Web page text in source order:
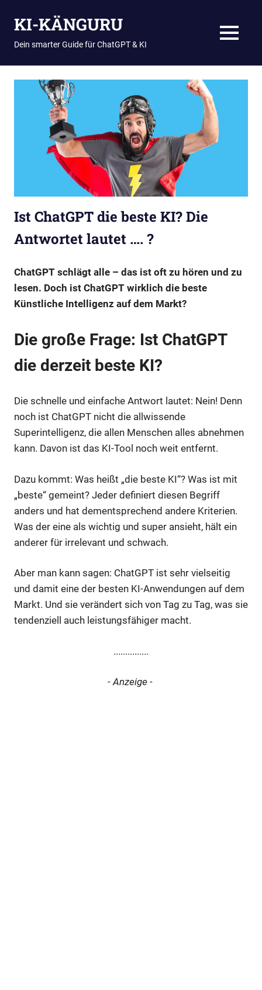
InhaltKI-KÄNGURU
Dein smarter Guide für ChatGPT & KI MENÜ
Ist ChatGPT die beste KI? Die
Antwortet lautet …. ?
ChatGPT schlägt alle – das ist oft zu hören und zu
lesen. Doch ist ChatGPT wirklich die beste
Künstliche Intelligenz auf dem Markt?
Die große Frage: Ist ChatGPT
die derzeit beste KI?
Die schnelle und einfache Antwort lautet: Nein! Denn
noch ist ChatGPT nicht die allwissende
Superintelligenz, die allen Menschen alles abnehmen
kann. Davon ist das KI-Tool noch weit entfernt.
Dazu kommt: Was heißt „die beste KI“? Was ist mit
„beste“ gemeint? Jeder definiert diesen Begriff
anders und hat dementsprechend andere Kriterien.
Was der eine als wichtig und super ansieht, hält ein
anderer für irrelevant und schwach.
Aber man kann sagen: ChatGPT ist sehr vielseitig
und damit eine der besten KI-Anwendungen auf dem
Markt. Und sie verändert sich von Tag zu Tag, was sie
tendenziell auch leistungsfähiger macht.
...............
- Anzeige -